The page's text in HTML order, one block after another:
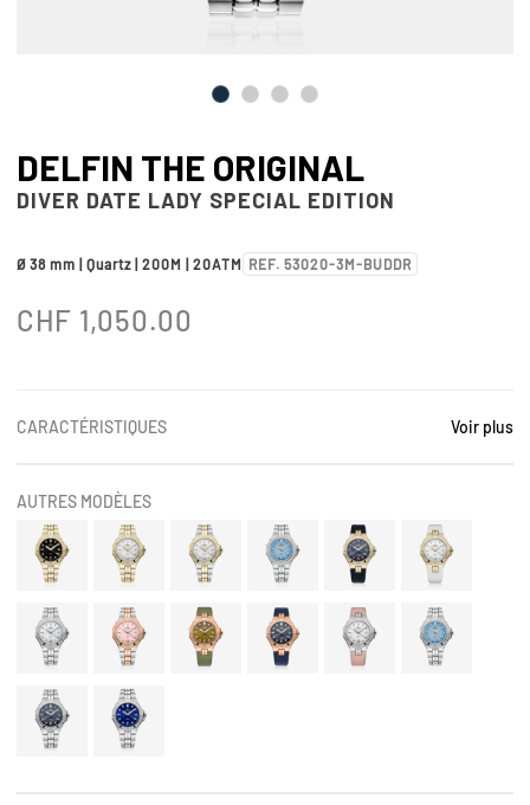
DELFIN THE ORIGINAL
DIVER DATE LADY SPECIAL EDITION
Ø 38 mm | Quartz | 200M | 20ATM REF. 53020-3M-BUDDR
CHF 1,050.00
CARACTÉRISTIQUES Voir plus
AUTRES MODÈLES